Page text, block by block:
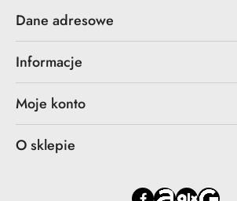
Dane adresowe
Informacje
Moje konto
O sklepie